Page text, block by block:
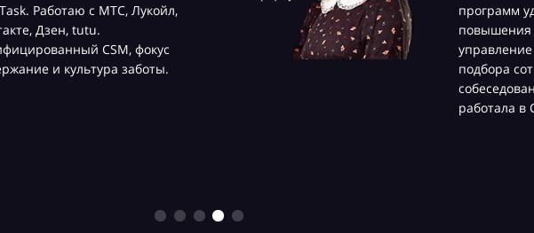
Работаю с МТС, Лукойл,
Дзен, tutu.
CSM, фокус
и культура заботы.
программ
повышения
подбора
работала в